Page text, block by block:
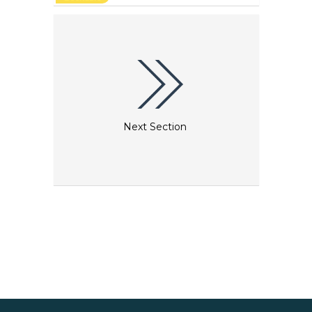
Orten führt. In Begleitung einer ortskundigen
können Sie nicht nur mehr Strecke zurücklegen
als zu Fuß, sondern auch Sehenswürdigkeiten und
malerische Orte entdecken, die man bei einer
eigenständigen Erkundung leicht übersehen
Next Section